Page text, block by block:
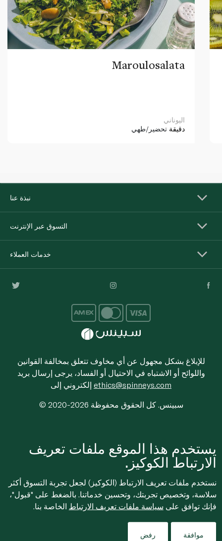
Maroulosalata
اليوناني
دقيقة تحضير/طهي
نبذة عنا
التسوق عبر الإنترنت
خدمات العملاء
للإبلاغ بشكل مجهول عن أي مخاوف تتعلق بمخالفة القوانين
واللوائح أو الاشتباه في الاحتيال أو الفساد، يرجى إرسال بريد
ethics@spinneys.com
© 2020-2026 سبينس. كل الحقوق محفوظة
يستخدم هذا الموقع ملفات تعريف
الارتباط الكوكيز.
نستخدم ملفات تعريف الارتباط (الكوكيز) لجعل تجربة التسوق أكثر
سلاسة، وتخصيص تجربتك، وتحسين خدماتنا. بالضغط على "قبول"،
فإنك توافق على سياسة ملفات تعريف الارتباط الخاصة بنا.
موافقة رفض